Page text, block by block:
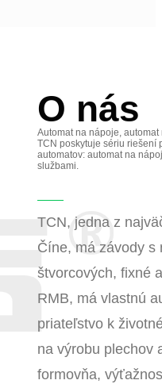
O nás
Automat na nápoje,
TCN poskytuje sériu riešení
automatov: automat na
službami.
TCN, jedna z
Číne, má závody s
štvorcových, fixné
RMB, má vlastnú
priateľstvo k
na výrobu plechov
formovňa,